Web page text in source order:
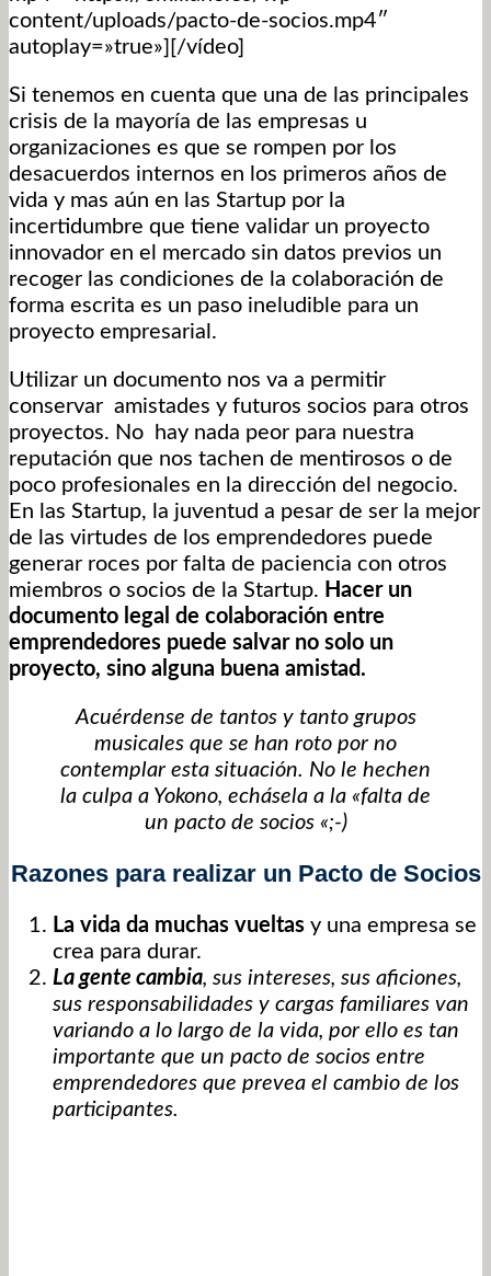
content/uploads/pacto-de-socios.mp4″
autoplay=»true»][/vídeo]
Si tenemos en cuenta que una de las principales
crisis de la mayoría de las empresas u
organizaciones es que se rompen por los
desacuerdos internos en los primeros años de
vida y mas aún en las Startup por la
incertidumbre que tiene validar un proyecto
innovador en el mercado sin datos previos un
recoger las condiciones de la colaboración de
forma escrita es un paso ineludible para un
proyecto empresarial.
Utilizar un documento nos va a permitir
conservar amistades y futuros socios para otros
proyectos. No hay nada peor para nuestra
reputación que nos tachen de mentirosos o de
poco profesionales en la dirección del negocio.
En las Startup, la juventud a pesar de ser la mejor
de las virtudes de los emprendedores puede
generar roces por falta de paciencia con otros
miembros o socios de la Startup. Hacer un
documento legal de colaboración entre
emprendedores puede salvar no solo un
proyecto, sino alguna buena amistad.
Acuérdense de tantos y tanto grupos
musicales que se han roto por no
contemplar esta situación. No le hechen
la culpa a Yokono, echásela a la «falta de
un pacto de socios «;-)
Razones para realizar un Pacto de Socios
La vida da muchas vueltas y una empresa se
crea para durar.
La gente cambia, sus intereses, sus aficiones,
sus responsabilidades y cargas familiares van
variando a lo largo de la vida, por ello es tan
importante que un pacto de socios entre
emprendedores que prevea el cambio de los
participantes.